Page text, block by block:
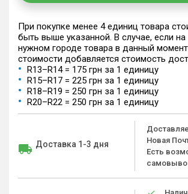
При покупке менее 4 единиц товара
быть выше указанной. В случае, если на
нужном городе товара в данный момент
стоимости добавляется стоимость
R13–R14 = 175 грн за 1 единицу
R15–R17 = 225 грн за 1 единицу
R18–R19 = 250 грн за 1 единицу
R20–R22 = 250 грн за 1 единицу
Доставка 1-3 дня
Новая
Есть